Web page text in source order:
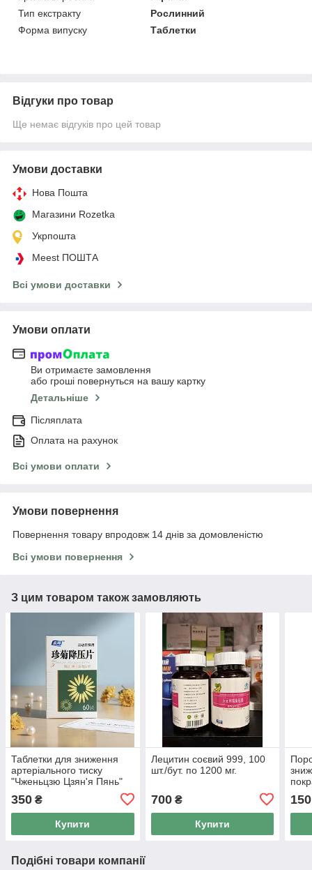
Тип екстракту
Рослинний
Форма випуску
Таблетки
Відгуки про товар
Ще немає відгуків про цей товар
Умови доставки
Нова Пошта
Магазини Rozetka
Укрпошта
Meest ПОШТА
Всі умови доставки
Умови оплати
Ви отримаєте замовлення
або гроші повернуться на вашу картку
Детальніше
Післяплата
Оплата на рахунок
Всі умови оплати
Умови повернення
Повернення товару впродовж 14 днів за домовленістю
Всі умови повернення
З цим товаром також замовляють
Таблетки для зниження
артеріального тиску
"Чженьцзю Цзян'я Пянь"
999 (Zhenju Jiangya Pian)
60 шт
350 ₴
Купити
Лецитин соєвий 999, 100
шт./бут. по 1200 мг.
700₴
Купити
150
Подібні товари компанії